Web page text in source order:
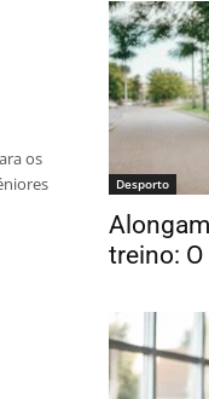
os
Desporto
treino: